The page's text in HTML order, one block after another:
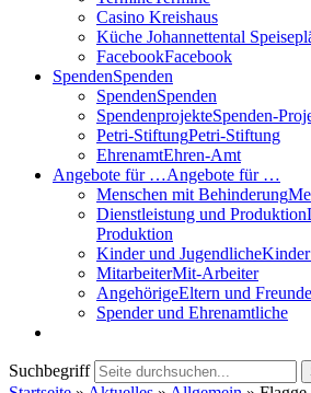
Casino Kreishaus
Küche Johannettental
FacebookFacebook
SpendenSpenden
SpendenSpenden
SpendenprojekteSpenden-
Petri-StiftungPetri-Stiftung
EhrenamtEhren-Amt
Angebote für …Angebote für …
Menschen mit Behinderung
Dienstleistung und Produktion
Produktion
Kinder und Jugendliche
MitarbeiterMit-Arbeiter
AngehörigeEltern und Freunde
Spender und Ehrenamtliche
Suchbegriff